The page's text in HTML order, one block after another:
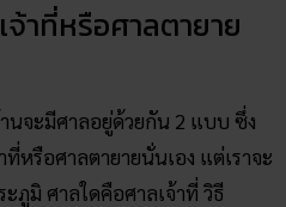
าที่หรือศาลตายาย
านจะมีศาลอยู่ด้วยกัน 2 แบบ ซึ่ง
หรือศาลตายายนั่นเอง แต่เราจะ
ภูมิ ศาลใดคือศาลเจ้าที่ วิธี